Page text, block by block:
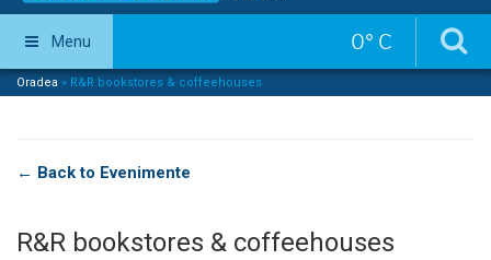
0° C
Menu
Oradea » R&R bookstores & coffeehouses
← Back to Evenimente
R&R bookstores & coffeehouses